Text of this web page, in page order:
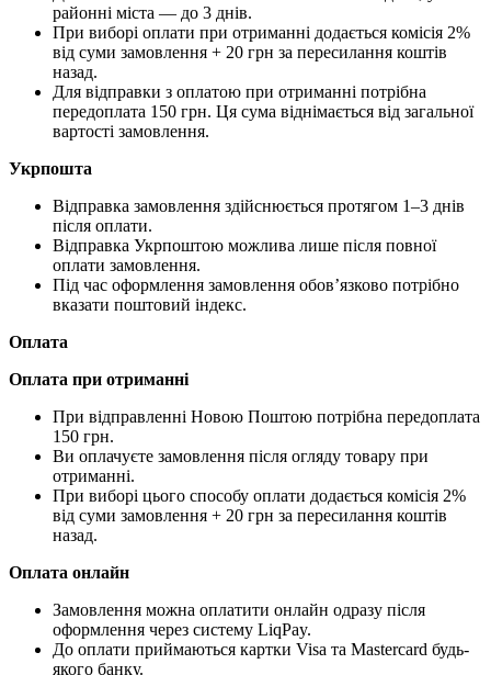
районні міста — до 3 днів.
При виборі оплати при отриманні додається комісія 2%
від суми замовлення + 20 грн за пересилання коштів
назад.
Для відправки з оплатою при отриманні потрібна
передоплата 150 грн. Ця сума віднімається від загальної
вартості замовлення.
Укрпошта
Відправка замовлення здійснюється протягом 1–3 днів
після оплати.
Відправка Укрпоштою можлива лише після повної
оплати замовлення.
Під час оформлення замовлення обов’язково потрібно
вказати поштовий індекс.
Оплата
Оплата при отриманні
При відправленні Новою Поштою потрібна передоплата
150 грн.
Ви оплачуєте замовлення після огляду товару при
отриманні.
При виборі цього способу оплати додається комісія 2%
від суми замовлення + 20 грн за пересилання коштів
назад.
Оплата онлайн
Замовлення можна оплатити онлайн одразу після
оформлення через систему LiqPay.
До оплати приймаються картки Visa та Mastercard будь-
якого банку.